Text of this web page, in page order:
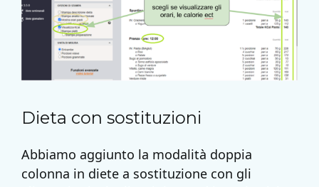
Dieta con sostituzioni
Abbiamo aggiunto la modalità doppia
colonna in diete a sostituzione con gli